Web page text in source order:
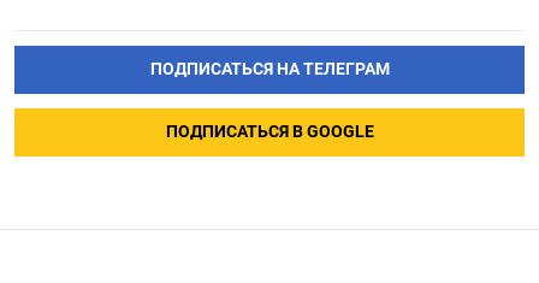
ПОДПИСАТЬСЯ НА ТЕЛЕГРАМ
ПОДПИСАТЬСЯ В GOOGLE